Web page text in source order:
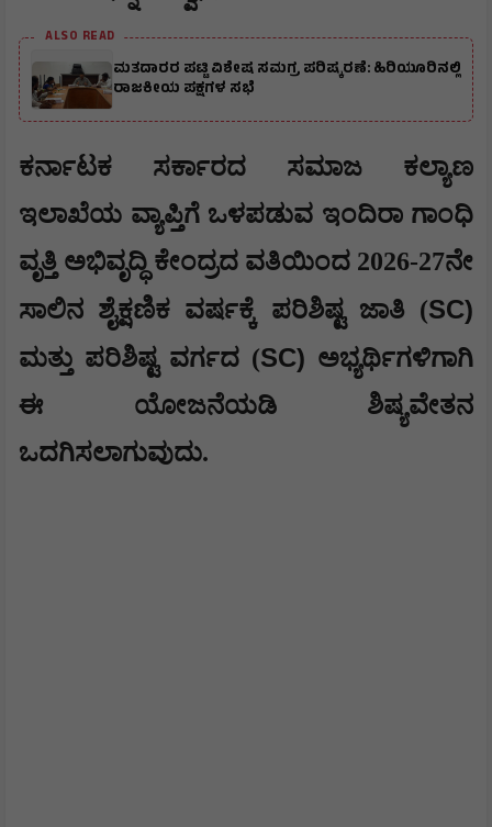
ALSO READ
ಮತದಾರರ ಪಟ್ಟಿ ವಿಶೇಷ ಸಮಗ್ರ ಪರಿಷ್ಕರಣೆ: ಹಿರಿಯೂರಿನಲ್ಲಿ
ರಾಜಕೀಯ ಪಕ್ಷಗಳ ಸಭೆ
ಕರ್ನಾಟಕ ಸರ್ಕಾರದ ಸಮಾಜ ಕಲ್ಯಾಣ
ಇಲಾಖೆಯ ವ್ಯಾಪ್ತಿಗೆ ಒಳಪಡುವ ಇಂದಿರಾ ಗಾಂಧಿ
ವೃತ್ತಿ ಅಭಿವೃದ್ಧಿ ಕೇಂದ್ರದ ವತಿಯಿಂದ 2026-27ನೇ
ಸಾಲಿನ ಶೈಕ್ಷಣಿಕ ವರ್ಷಕ್ಕೆ ಪರಿಶಿಷ್ಟ ಜಾತಿ (SC)
ಮತ್ತು ಪರಿಶಿಷ್ಟ ವರ್ಗದ (SC) ಅಭ್ಯರ್ಥಿಗಳಿಗಾಗಿ
ಈ ಯೋಜನೆಯಡಿ ಶಿಷ್ಯವೇತನ
ಒದಗಿಸಲಾಗುವುದು.